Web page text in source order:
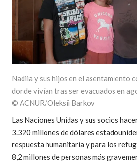
Nadiia y sus hijos en el asentamiento
donde vivían tras ser evacuados en
© ACNUR/Oleksii Barkov
Las Naciones Unidas y sus socios
3.320 millones de dólares
respuesta humanitaria y para los
8,2 millones de personas más